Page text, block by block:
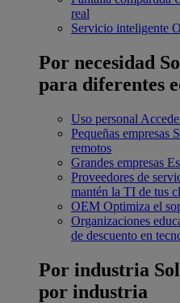
real
Servicio inteligente
Por necesidad
para diferentes
Uso personal
Pequeñas empresas
remotos
Grandes empresas
Proveedores de
mantén la TI de tus
OEM Optimiza el
Organizaciones
de descuento en
Por industria
por industria